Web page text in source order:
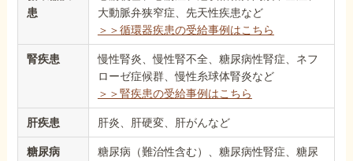
患
大動脈弁狭窄症、先天性疾患など
＞＞循環器疾患の受給事例はこちら
腎疾患
慢性腎炎、慢性腎不全、糖尿病性腎症、ネフ
ローゼ症候群、慢性糸球体腎炎など
＞＞腎疾患の受給事例はこちら
肝疾患 肝炎、肝硬変、肝がんなど
糖尿病
糖尿病（難治性含む）、糖尿病性腎症、糖尿